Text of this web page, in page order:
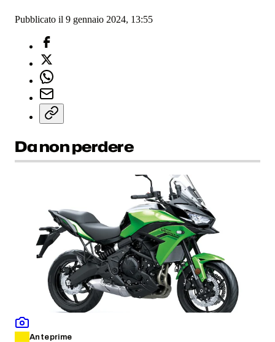
Pubblicato il 9 gennaio 2024, 13:55
Da non perdere
Anteprime